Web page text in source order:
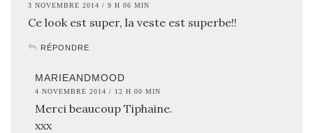
3 NOVEMBRE 2014 / 9 H 06 MIN
Ce look est super, la veste est superbe!!
RÉPONDRE
MARIEANDMOOD
4 NOVEMBRE 2014 / 12 H 00 MIN
Merci beaucoup Tiphaine.
xxx